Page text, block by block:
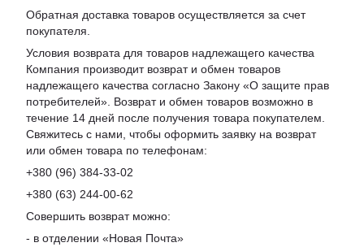
Обратная доставка товаров осуществляется за счет
покупателя.
Условия возврата для товаров надлежащего качества
Компания производит возврат и обмен товаров
надлежащего качества согласно Закону «О защите прав
потребителей». Возврат и обмен товаров возможно в
течение 14 дней после получения товара покупателем.
Свяжитесь с нами, чтобы оформить заявку на возврат
или обмен товара по телефонам:
+380 (96) 384-33-02
+380 (63) 244-00-62
Совершить возврат можно:
- в отделении «Новая Почта»